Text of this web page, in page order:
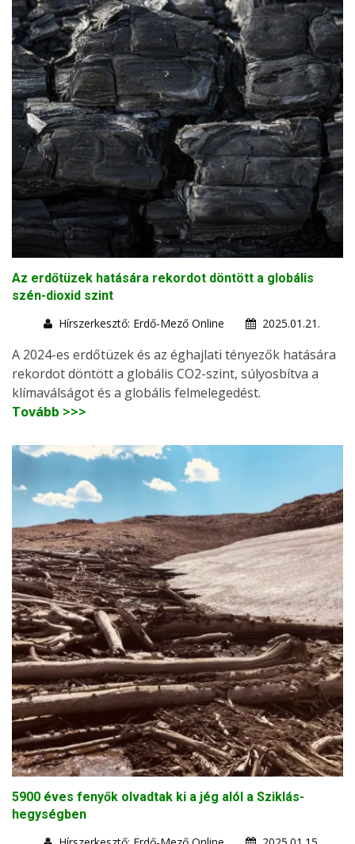
Az erdőtüzek hatására rekordot döntött a globális
szén-dioxid szint
Hírszerkesztő: Erdő-Mező Online
2025.01.21.
A 2024-es erdőtüzek és az éghajlati tényezők hatására
rekordot döntött a globális CO2-szint, súlyosbítva a
klímaválságot és a globális felmelegedést.
Tovább >>>
5900 éves fenyők olvadtak ki a jég alól a Sziklás-
hegységben